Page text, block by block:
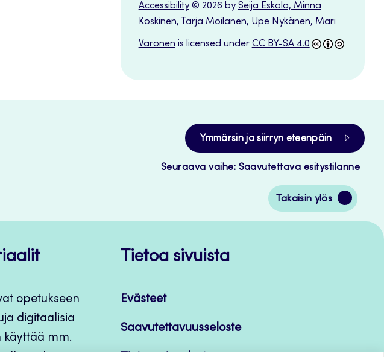
Accessibility© 2026 by Seija Eskola, Minna
Koskinen, Tarja Moilanen, Upe Nykänen, Mari
Varonen is licensed under CC BY-SA 4.0
Ymmärsin ja siirryn eteenpäin
Seuraava vaihe: Saavutettava esitystilanne
Takaisin ylös
Siirry
takaisin
opetukseen
digitaalisia
käyttää mm.
Tietoa sivuista
Evästeet
Saavutettavuusseloste